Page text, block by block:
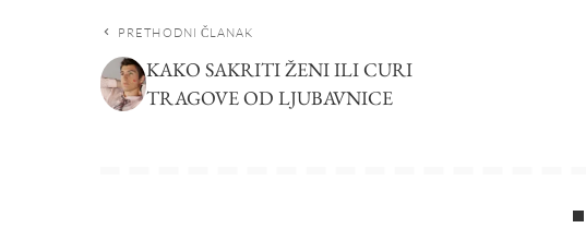
PRETHODNI ČLANAK
KAKO SAKRITI ŽENI ILI CURI
TRAGOVE OD LJUBAVNICE